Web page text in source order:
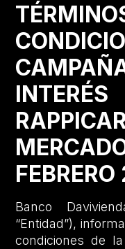
Banco
“Entidad”),
condiciones de